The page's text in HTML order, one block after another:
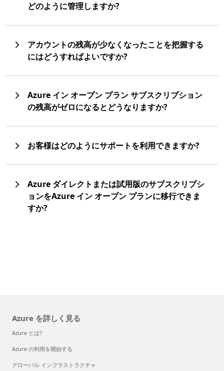
どのように管理しますか?
アカウントの残高が少なくなったことを把握する
にはどうすればよいですか?
Azure イン オープン プラン サブスクリプション
の残高がゼロになるとどうなりますか?
お客様はどのようにサポートを利用できますか?
Azure ダイレクトまたは試用版のサブスクリプシ
ョンをAzure イン オープン プランに移行できま
すか?
Azure を詳しく見る
Azure とは?
Azure の利用を開始する
グローバル インフラストラクチャ